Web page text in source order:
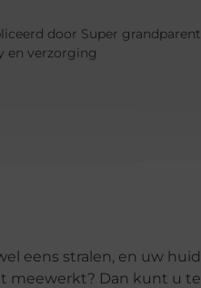
door Super
en verzorging
eens stralen, en uw
meewerkt? Dan kunt u